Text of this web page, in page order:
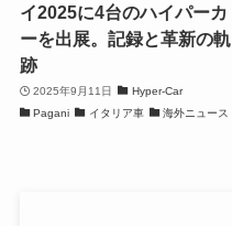
イ2025に4台のハイパーカ
ーを出展。記録と革新の軌
跡
2025年9月11日
Hyper-Car
Pagani
イタリア車 海外ニュース